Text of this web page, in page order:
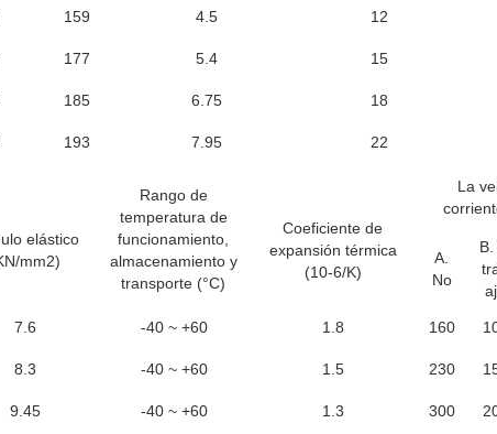
159 4.5 12
177 5.4 15
185 6.75 18
193 7.95 22
elástico
mm2)
Rango de
temperatura de
funcionamiento,
almacenamiento y
transporte (°C)
Coeficiente de
expansión térmica
(10-6/K)
La
A.
No
7.6 -40 ~ +60 1.8 160
8.3 -40 ~ +60 1.5 230
9.45 -40 ~ +60 1.3 300